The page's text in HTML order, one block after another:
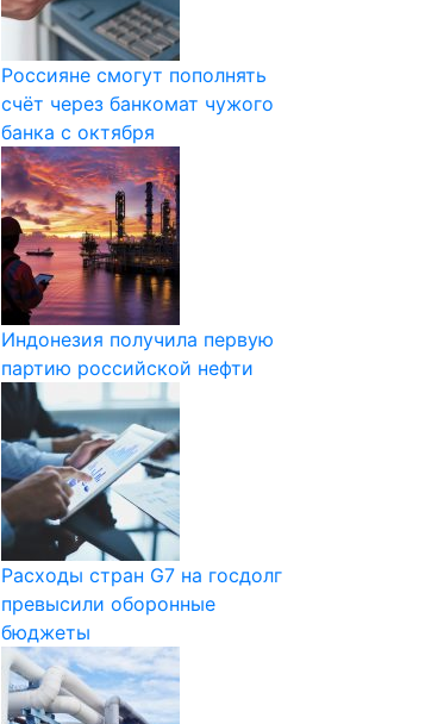
Россияне смогут пополнять
счёт через банкомат чужого
банка с октября
Индонезия получила первую
партию российской нефти
Расходы стран G7 на госдолг
превысили оборонные
бюджеты